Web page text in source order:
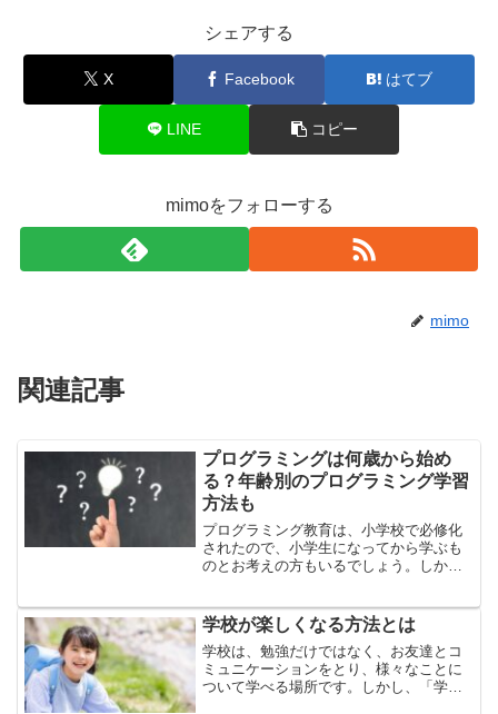
シェアする
X Facebook はてブ
LINE コピー
mimoをフォローする
mimo
関連記事
プログラミングは何歳から始め
る？年齢別のプログラミング学習
方法も
プログラミング教育は、小学校で必修化
されたので、小学生になってから学ぶも
のとお考えの方もいるでしょう。しか
イプもありますので、何歳から始めれば
良いのかお悩みの保護者の方...
学校が楽しくなる方法とは
学校は、勉強だけではなく、お友達とコ
ミュニケーションをとり、様々なことに
ついて学べる場所です。しかし、「学校